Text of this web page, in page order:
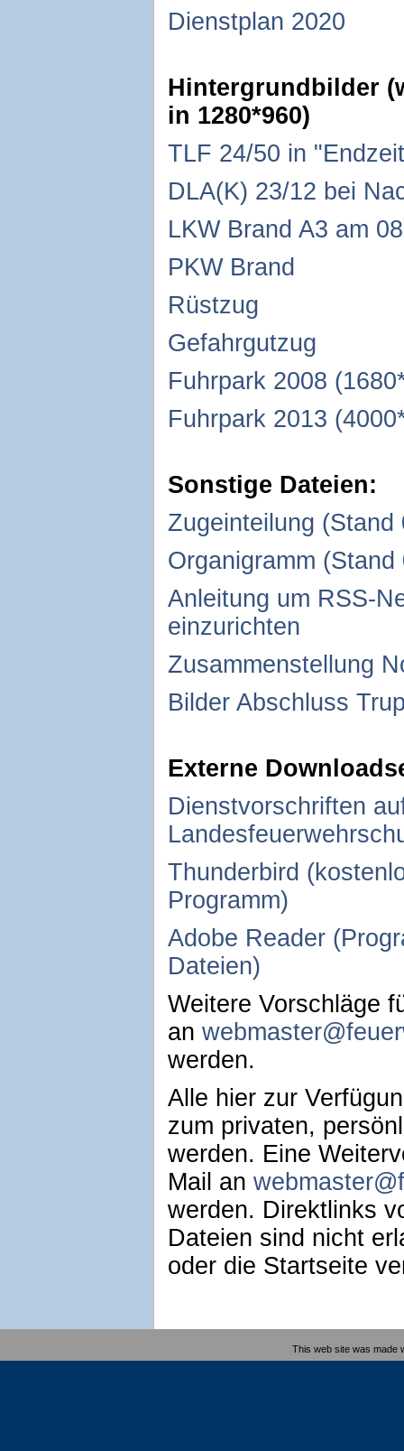
Dienstplan 2020
Hintergrundbilder
in 1280*960)
TLF 24/50 in
DLA(K) 23/12 bei
LKW Brand A3 am
PKW Brand
Rüstzug
Gefahrgutzug
Fuhrpark 2008
Fuhrpark 2013
Sonstige Dateien:
Zugeinteilung (Stand
Organigramm (Stand
Anleitung um RSS-
einzurichten
Zusammenstellung
Bilder Abschluss
Externe
Dienstvorschriften
Thunderbird
Programm)
Adobe Reader
Dateien)
Weitere Vorschläge
an
werden.
Alle hier zur
zum privaten,
werden. Eine
Mail an
werden. Direktlinks
Dateien sind nicht
oder die Startseite
This web site was made